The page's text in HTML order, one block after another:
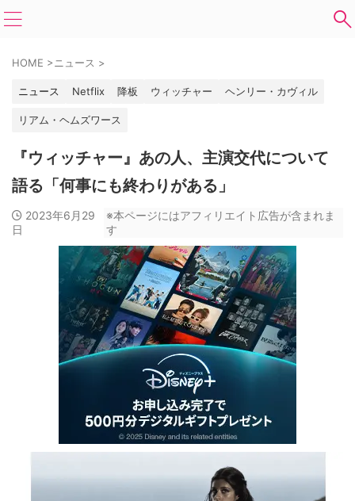
HOME >ニュース >
ニュース Netflix 降板 ウィッチャー ヘンリー・カヴィル
リアム・ヘムズワース
『ウィッチャー』あの人、主演交代について
語る「何事にも終わりがある」
2023年6月29
日
※本ページにはアフィリエイト広告が含まれま
す